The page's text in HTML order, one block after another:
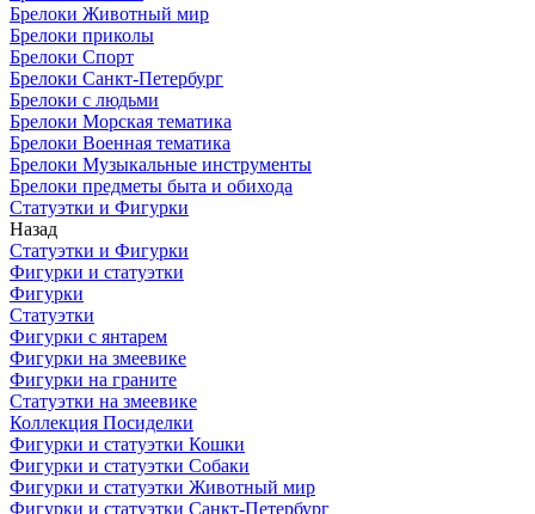
Брелоки Животный мир
Брелоки приколы
Брелоки Спорт
Брелоки Санкт-Петербург
Брелоки с людьми
Брелоки Морская тематика
Брелоки Военная тематика
Брелоки Музыкальные инструменты
Брелоки предметы быта и обихода
Статуэтки и Фигурки
Назад
Статуэтки и Фигурки
Фигурки и статуэтки
Фигурки
Статуэтки
Фигурки с янтарем
Фигурки на змеевике
Фигурки на граните
Статуэтки на змеевике
Коллекция Посиделки
Фигурки и статуэтки Кошки
Фигурки и статуэтки Собаки
Фигурки и статуэтки Животный мир
Фигурки и статуэтки Санкт-Петербург